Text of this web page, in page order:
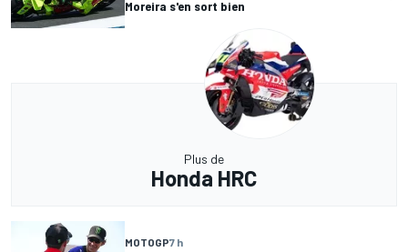
Moreira s'en sort bien
Plus de
Honda HRC
MOTOGP7 h